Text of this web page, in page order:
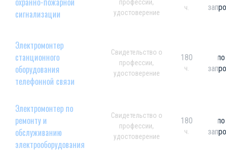
сигнализации
профессии,
удостоверение
ч.
Электромонтер
станционного
оборудования
телефонной связи
Свидетельство о
профессии,
удостоверение
180
ч.
по
Электромонтер по
ремонту и
обслуживанию
электрооборудования
Свидетельство о
профессии,
удостоверение
180
ч.
по